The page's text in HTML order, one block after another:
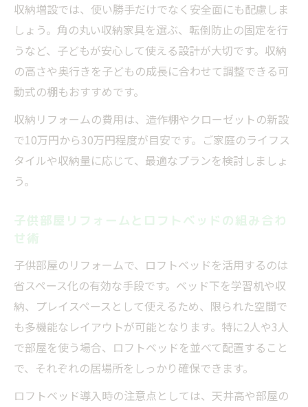
収納増設では、使い勝手だけでなく安全面にも配慮しま
しょう。角の丸い収納家具を選ぶ、転倒防止の固定を行
うなど、子どもが安心して使える設計が大切です。収納
の高さや奥行きを子どもの成長に合わせて調整できる可
動式の棚もおすすめです。
収納リフォームの費用は、造作棚やクローゼットの新設
で10万円から30万円程度が目安です。ご家庭のライフス
タイルや収納量に応じて、最適なプランを検討しましょ
う。
子供部屋リフォームとロフトベッドの組み合わ
せ術
子供部屋のリフォームで、ロフトベッドを活用するのは
省スペース化の有効な手段です。ベッド下を学習机や収
納、プレイスペースとして使えるため、限られた空間で
も多機能なレイアウトが可能となります。特に2人や3人
で部屋を使う場合、ロフトベッドを並べて配置すること
で、それぞれの居場所をしっかり確保できます。
ロフトベッド導入時の注意点としては、天井高や部屋の